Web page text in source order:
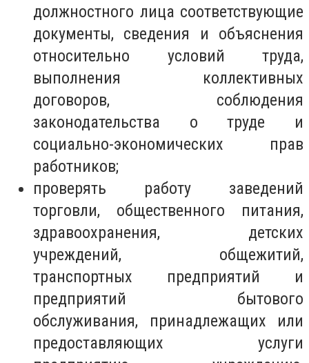
должностного лица соответствующие
документы, сведения и объяснения
относительно условий труда,
выполнения коллективных
договоров, соблюдения
законодательства о труде и
социально-экономических прав
работников;
проверять работу заведений
торговли, общественного питания,
здравоохранения, детских
учреждений, общежитий,
транспортных предприятий и
предприятий бытового
обслуживания, принадлежащих или
предоставляющих услуги